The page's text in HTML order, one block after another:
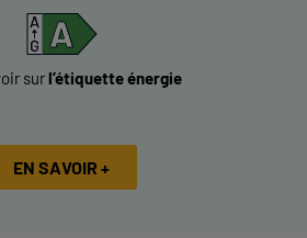
surl’étiquette énergie
EN SAVOIR +